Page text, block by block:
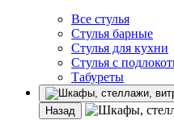
Все стулья
Стулья барные
Стулья для кухни
Стулья с
Табуреты
Назад